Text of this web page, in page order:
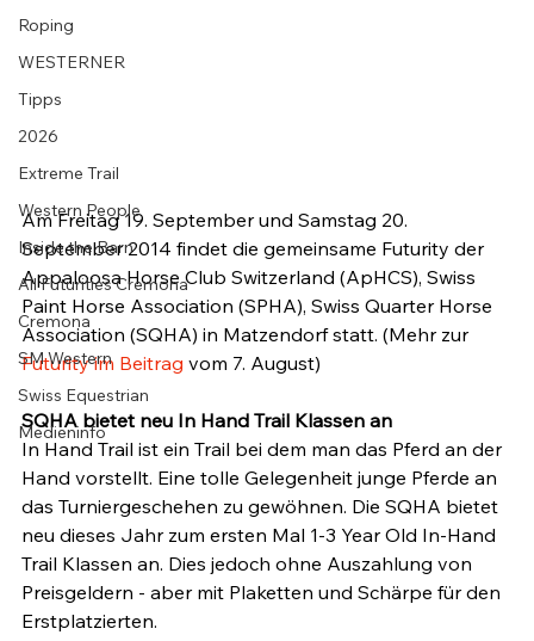
Roping
WESTERNER
Tipps
2026
Extreme Trail
Western People
Inside the Barn
All Futurities Cremona
Cremona
SM Western
Swiss Equestrian
Medieninfo
Am Freitag 19. September und Samstag 20.
September 2014 findet die gemeinsame Futurity der
Appaloosa Horse Club Switzerland (ApHCS), Swiss
Paint Horse Association (SPHA), Swiss Quarter Horse
Association (SQHA) in Matzendorf statt. (Mehr zur
Futurity im Beitrag vom 7. August)
In Hand Trail ist ein Trail bei dem man das Pferd an der
Hand vorstellt. Eine tolle Gelegenheit junge Pferde an
das Turniergeschehen zu gewöhnen. Die SQHA bietet
neu dieses Jahr zum ersten Mal 1-3 Year Old In-Hand
Trail Klassen an. Dies jedoch ohne Auszahlung von
Preisgeldern - aber mit Plaketten und Schärpe für den
Erstplatzierten.